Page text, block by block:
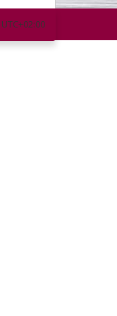
UTC+02:00